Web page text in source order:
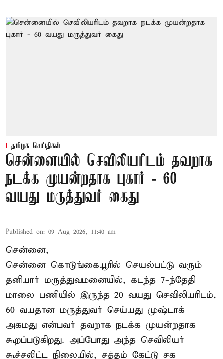
தமிழக செய்திகள்
சென்னையில் செவிலியரிடம் தவறாக
நடக்க முயன்றதாக புகார் - 60
வயது மருத்துவர் கைது
Published on: 09 Aug 2026, 11:40 am
சென்னை,
சென்னை கொடுங்கையூரில் செயல்பட்டு வரும்
தனியார் மருத்துவமனையில், கடந்த 7-ந்தேதி
மாலை பணியில் இருந்த 20 வயது செவிலியரிடம்,
60 வயதான மருத்துவர் செய்யது முஷ்டாக்
அகமது என்பவர் தவறாக நடக்க முயன்றதாக
கூறப்படுகிறது. அப்போது அந்த செவிலியர்
கூச்சலிட்ட நிலையில், சத்தம் கேட்டு சக